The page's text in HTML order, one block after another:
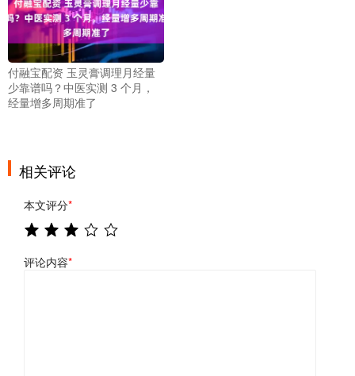
付融宝配资 玉灵膏调理月经量
少靠谱吗？中医实测 3 个月，
经量增多周期准了
相关评论
本文评分*
评论内容*